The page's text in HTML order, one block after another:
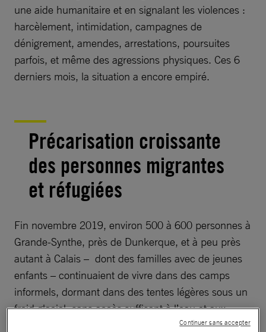
une aide humanitaire et en signalant les violences :
harcèlement, intimidation, campagnes de
dénigrement, amendes, arrestations, poursuites
parfois, et même des agressions physiques. Ces 6
derniers mois, la situation a encore empiré.
Précarisation croissante
des personnes migrantes
et réfugiées
Fin novembre 2019, environ 500 à 600 personnes à
Grande-Synthe, près de Dunkerque, et à peu près
autant à Calais – dont des familles avec de jeunes
enfants – continuaient de vivre dans des camps
informels, dormant dans des tentes légères sous un
froid glacial, sans accès suffisant à l’eau et aux
équipements sanitaires. Depuis le démantèlement
Continuer sans accepter